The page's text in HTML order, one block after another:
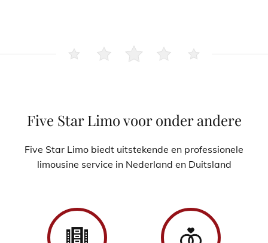
Five Star Limo voor onder andere
Five Star Limo biedt uitstekende en professionele
limousine service in Nederland en Duitsland